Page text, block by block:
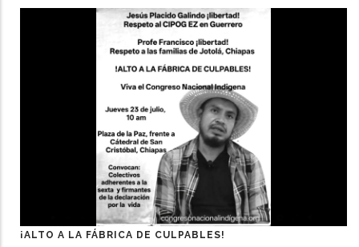
¡ALTO A LA FÁBRICA DE CULPABLES!